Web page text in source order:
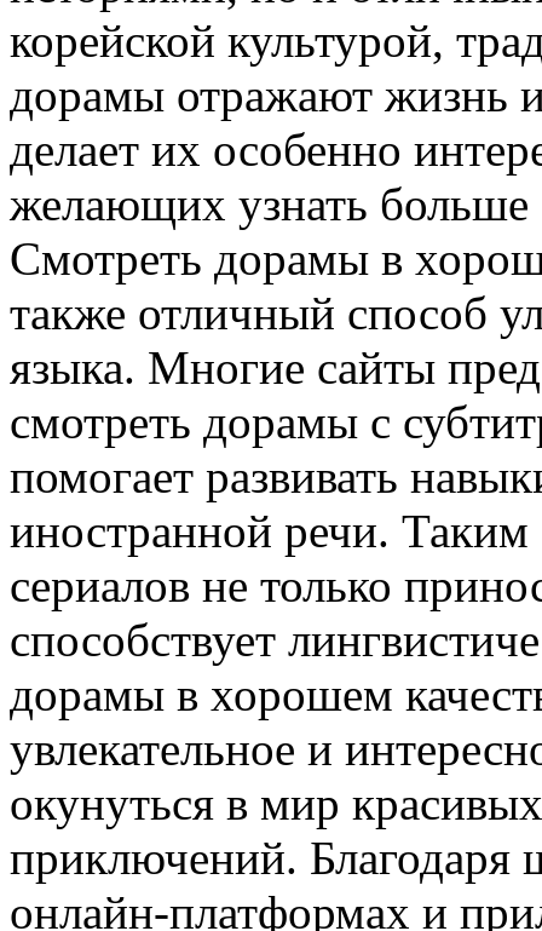
корейской культурой,
дорамы отражают жизнь
делает их особенно
желающих узнать больше
Смотреть дорамы в
также отличный способ
языка. Многие сайты
смотреть дорамы с
помогает развивать
иностранной речи.
сериалов не только
способствует
дорамы в хорошем
увлекательное и
окунуться в мир
приключений. Благодаря
онлайн-платформах и